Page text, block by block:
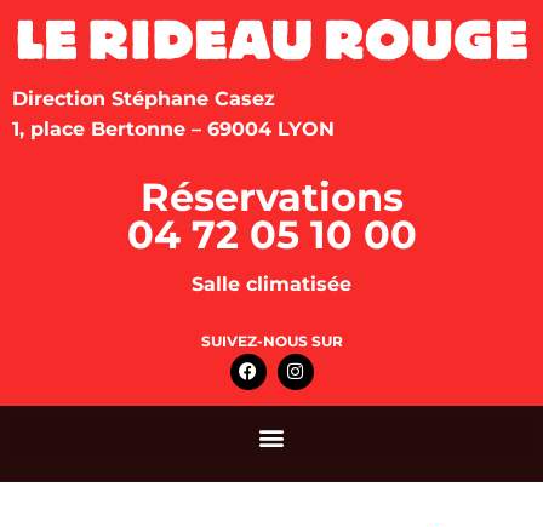
Direction Stéphane Casez
1, place Bertonne – 69004 LYON
Réservations
04 72 05 10 00
Salle climatisée
SUIVEZ-NOUS SUR